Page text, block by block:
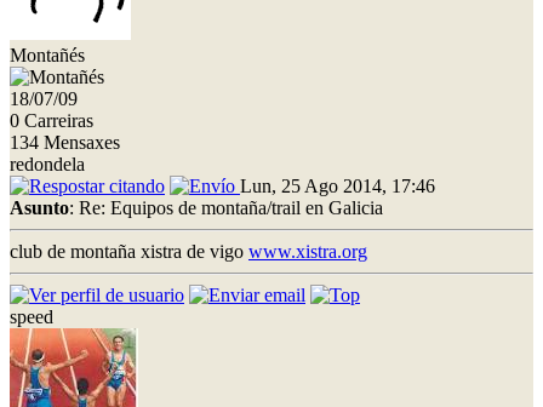
Montañés
18/07/09
0 Carreiras
134 Mensaxes
redondela
Lun, 25 Ago 2014, 17:46
Asunto: Re: Equipos de montaña/trail en Galicia
club de montaña xistra de vigo www.xistra.org
speed